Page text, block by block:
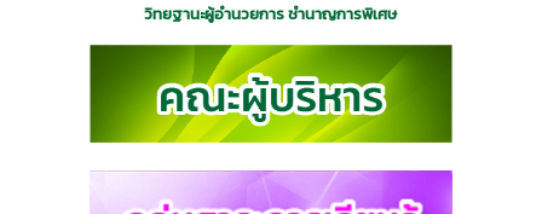
วิทยฐานะผู้อำนวยการ ชำนาญการพิเศษ